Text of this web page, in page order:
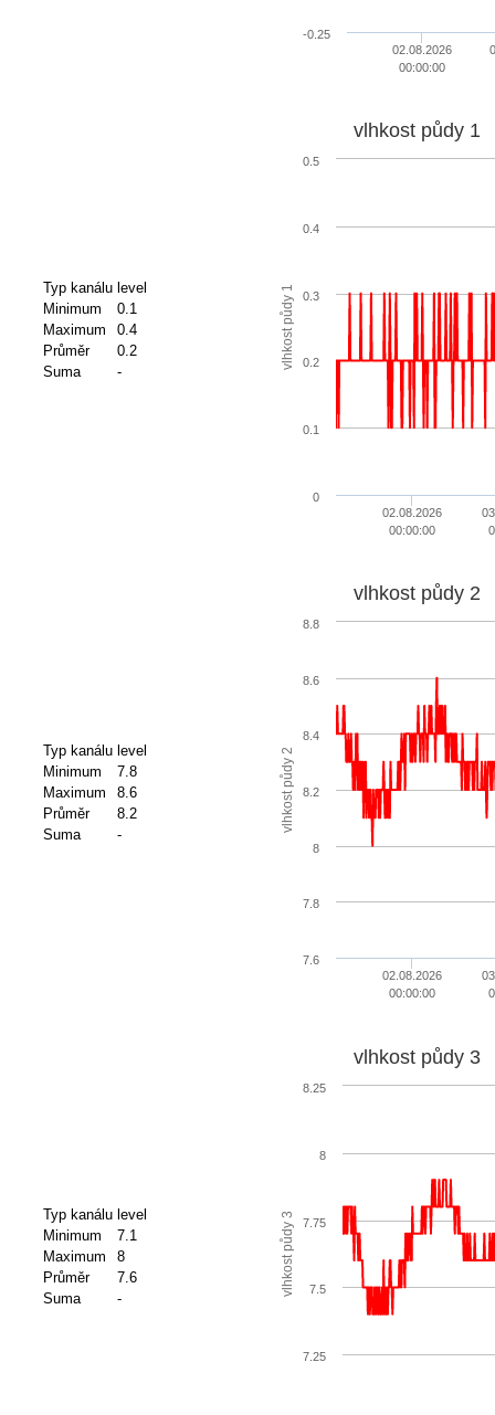
02.08.2026
00:00:00
-0.25
Typ kanálu level
Minimum
0.1
Maximum
0.4
Průměr
0.2
Suma
-
vlhkost půdy 1
vlhkost půdy 1
02.08.2026
00:00:00
0.1
0.2
0.3
0.4
0
0.5
Typ kanálu level
Minimum
7.8
Maximum
8.6
Průměr
8.2
Suma
-
vlhkost půdy 2
vlhkost půdy 2
02.08.2026
00:00:00
7.6
7.8
8
8.2
8.4
8.6
8.8
Typ kanálu level
Minimum
7.1
Maximum
8
Průměr
7.6
Suma
-
vlhkost půdy 3
vlhkost půdy 3
8
7.25
7.5
7.75
8.25